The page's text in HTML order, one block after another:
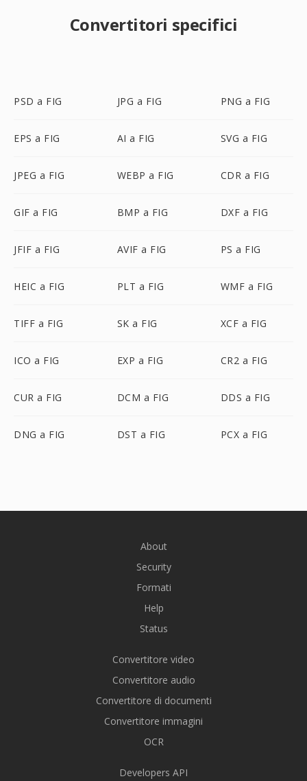
Convertitori specifici
PSD a FIG JPG a FIG PNG a FIG
EPS a FIG AI a FIG SVG a FIG
JPEG a FIG WEBP a FIG CDR a FIG
GIF a FIG BMP a FIG DXF a FIG
JFIF a FIG AVIF a FIG PS a FIG
HEIC a FIG PLT a FIG WMF a FIG
TIFF a FIG SK a FIG XCF a FIG
ICO a FIG EXP a FIG CR2 a FIG
CUR a FIG DCM a FIG DDS a FIG
DNG a FIG DST a FIG PCX a FIG
About
Security
Formati
Help
Status
Convertitore video
Convertitore audio
Convertitore di documenti
Convertitore immagini
OCR
Developers API